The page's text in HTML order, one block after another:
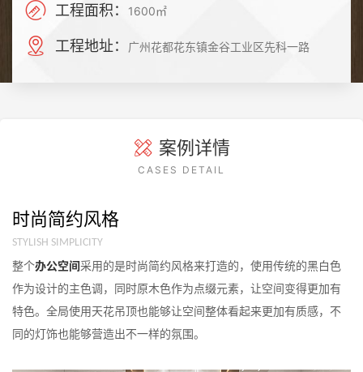
工程面积： 1600㎡
工程地址： 广州花都花东镇金谷工业区先科一路
案例详情
CASES DETAIL
时尚简约风格
STYLISH SIMPLICITY
整个办公空间采用的是时尚简约风格来打造的，使用传统的黑白色
作为设计的主色调，同时原木色作为点缀元素，让空间变得更加有
特色。全局使用天花吊顶也能够让空间整体看起来更加有质感，不
同的灯饰也能够营造出不一样的氛围。